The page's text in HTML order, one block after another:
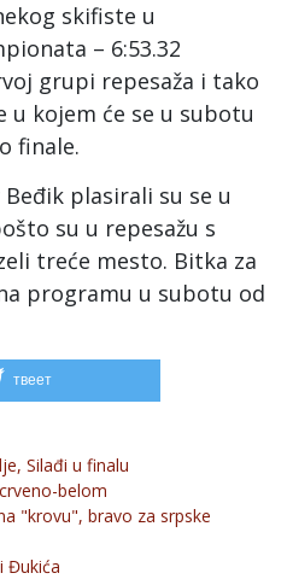
skifiste u
– 6:53.32
grupi repesaža i tako
u kojem će se u subotu
finale.
plasirali su se u
su u repesažu s
treće mesto. Bitka za
programu u subotu od
твеет
Silađi u finalu
belom
"krovu", bravo za srpske
Đukića